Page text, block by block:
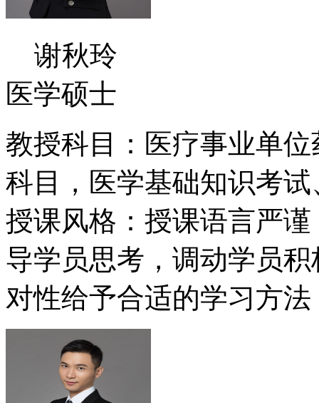
谢秋玲
医学硕士
教授科目：医疗事业单
科目，医学基础知识考
授课风格：授课语言严
导学员思考，调动学员
对性给予合适的学习方